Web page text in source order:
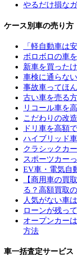
やるだけ損な
ケース別車の売り方
「軽自動車は
ボロボロの車
新車を買った
車検に通らな
事故車ってほ
古い車を売る
リコール車を
こだわりの改
ドリ車を高額
ハイブリッド
クラシックカ
スポーツカー
EV車・電気自
【商用車の買
る？高額買取
人気がない車
ローンが残っ
オープンカー
方法
車一括査定サービス